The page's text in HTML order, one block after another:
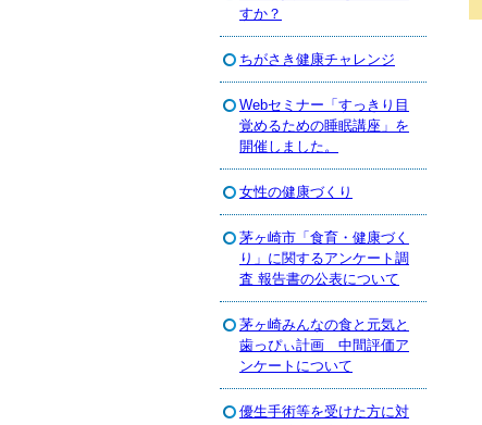
すか？
ちがさき健康チャレンジ
Webセミナー「すっきり目
覚めるための睡眠講座」を
開催しました。
女性の健康づくり
茅ヶ崎市「食育・健康づく
り」に関するアンケート調
査 報告書の公表について
茅ヶ崎みんなの食と元気と
歯っぴぃ計画 中間評価ア
ンケートについて
優生手術等を受けた方に対